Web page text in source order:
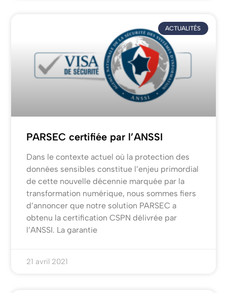
ACTUALITÉS
PARSEC certifiée par l’ANSSI
Dans le contexte actuel où la protection des
données sensibles constitue l’enjeu primordial
de cette nouvelle décennie marquée par la
transformation numérique, nous sommes fiers
d’annoncer que notre solution PARSEC a
obtenu la certification CSPN délivrée par
l’ANSSI. La garantie
21 avril 2021